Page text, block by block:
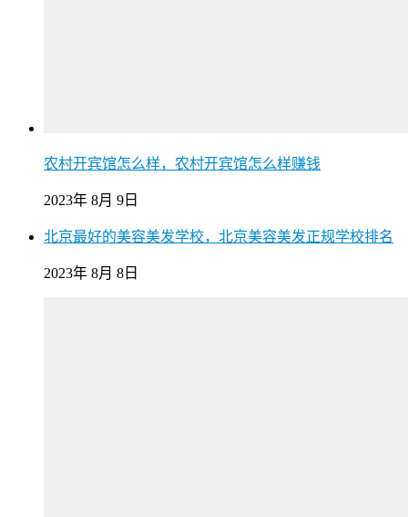
农村开宾馆怎么样，农村开宾馆怎么样赚钱
2023年 8月 9日
北京最好的美容美发学校，北京美容美发正规学校排名
2023年 8月 8日